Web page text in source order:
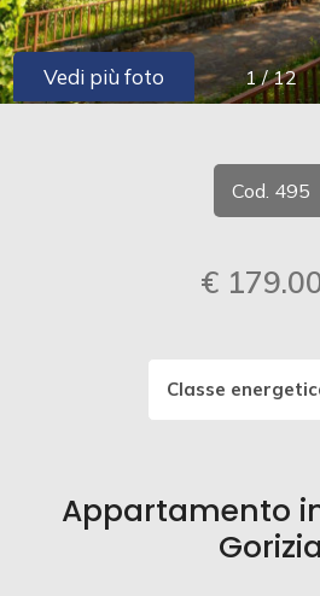
1 / 12
Vedi più foto
Cod. 495
€
Classe
Appartamento
Gorizia
CONTATTI
Provincia
Comune
Residenziali